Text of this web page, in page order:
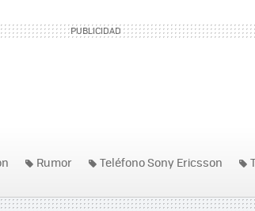
Rumor Teléfono Sony Ericsson